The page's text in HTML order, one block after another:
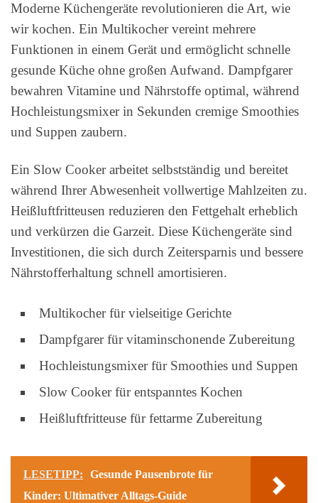
Moderne Küchengeräte revolutionieren die Art, wie
wir kochen. Ein Multikocher vereint mehrere
Funktionen in einem Gerät und ermöglicht schnelle
gesunde Küche ohne großen Aufwand. Dampfgarer
bewahren Vitamine und Nährstoffe optimal, während
Hochleistungsmixer in Sekunden cremige Smoothies
und Suppen zaubern.
Ein Slow Cooker arbeitet selbstständig und bereitet
während Ihrer Abwesenheit vollwertige Mahlzeiten zu.
Heißluftfritteusen reduzieren den Fettgehalt erheblich
und verkürzen die Garzeit. Diese Küchengeräte sind
Investitionen, die sich durch Zeitersparnis und bessere
Nährstofferhaltung schnell amortisieren.
Multikocher für vielseitige Gerichte
Dampfgarer für vitaminschonende Zubereitung
Hochleistungsmixer für Smoothies und Suppen
Slow Cooker für entspanntes Kochen
Heißluftfritteuse für fettarme Zubereitung
LESETIPP:
Gesunde Pausenbrote für
Kinder: Ultimativer Alltags-Guide